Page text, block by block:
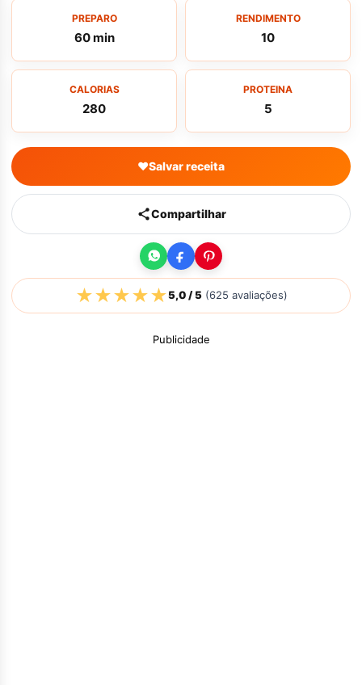
PREPARO
60 min
RENDIMENTO
10
CALORIAS
280
PROTEINA
5
♥Salvar receita
Compartilhar
★★★★★5,0/ 5(625 avaliações)
Publicidade